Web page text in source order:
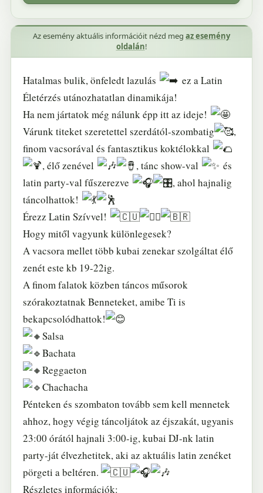
Az esemény aktuális információit nézd meg az esemény
oldalán!
Hatalmas bulik, önfeledt lazulás
ez a Latin
Életérzés utánozhatatlan dinamikája!
Ha nem jártatok még nálunk épp itt az ideje!
Várunk titeket szeretettel szerdától-szombatig
,
finom vacsorával és fantasztikus koktélokkal
, élő zenével
, tánc show-val
és
latin party-val fűszerezve
, ahol hajnalig
táncolhattok!
Érezz Latin Szívvel!
Hogy mitől vagyunk különlegesek?
A vacsora mellet több kubai zenekar szolgáltat élő
zenét este kb 19-22ig.
A finom falatok közben táncos műsorok
szórakoztatnak Benneteket, amibe Ti is
bekapcsolódhattok!
Salsa
Bachata
Reggaeton
Chachacha
Pénteken és szombaton tovább sem kell mennetek
ahhoz, hogy végig táncoljátok az éjszakát, ugyanis
23:00 órától hajnali 3:00-ig, kubai DJ-nk latin
party-ját élvezhetitek, aki az aktuális latin zenéket
pörgeti a beltéren.
Részletes információk: